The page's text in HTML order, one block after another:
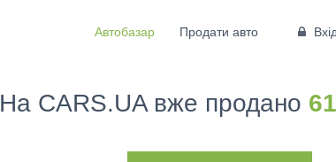
Автобазар Продати авто Вхід
На CARS.UA вже продано